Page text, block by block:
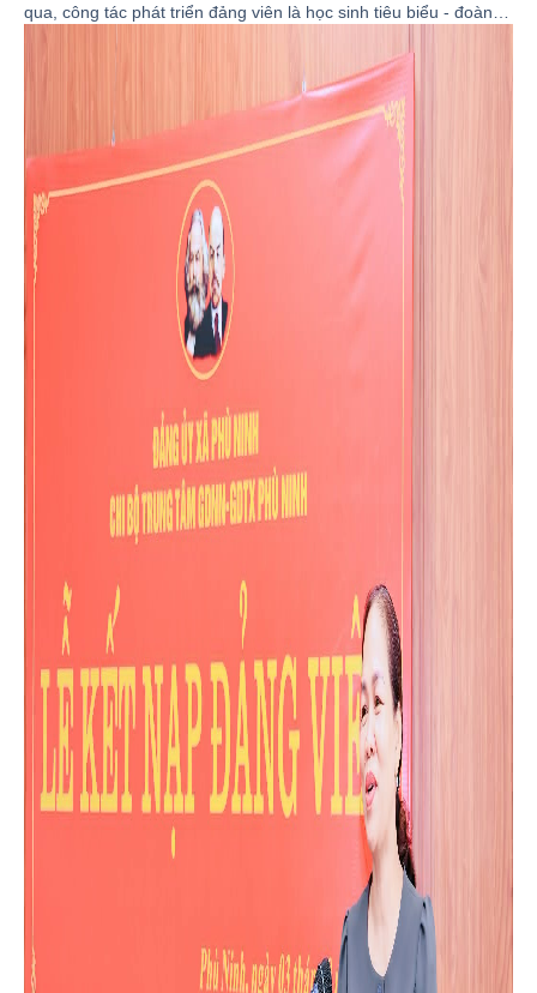
qua, công tác phát triển đảng viên là học sinh tiêu biểu - đoàn
nhà trường xác định là một trong những nhiệm vụ chính trị trọng